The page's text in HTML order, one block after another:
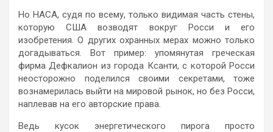
Но НАСА, судя по всему, только видимая часть стены,
которую США возводят вокруг Росси и его
изобретения. О других охранных мерах можно только
догадываться. Вот пример: упомянутая греческая
фирма Дефкалион из города Ксанти, с которой Росси
неосторожно поделился своими секретами, тоже
вознамерилась выйти на мировой рынок, но без Росси,
наплевав на его авторские права.
Ведь кусок энергетического пирога просто